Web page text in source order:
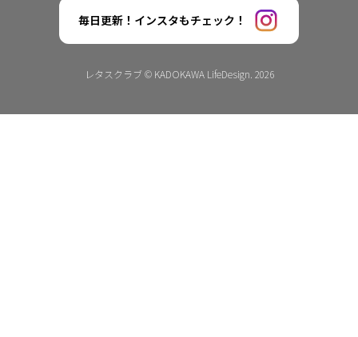
毎日更新！インスタもチェック！
レタスクラブ © KADOKAWA LifeDesign. 2026